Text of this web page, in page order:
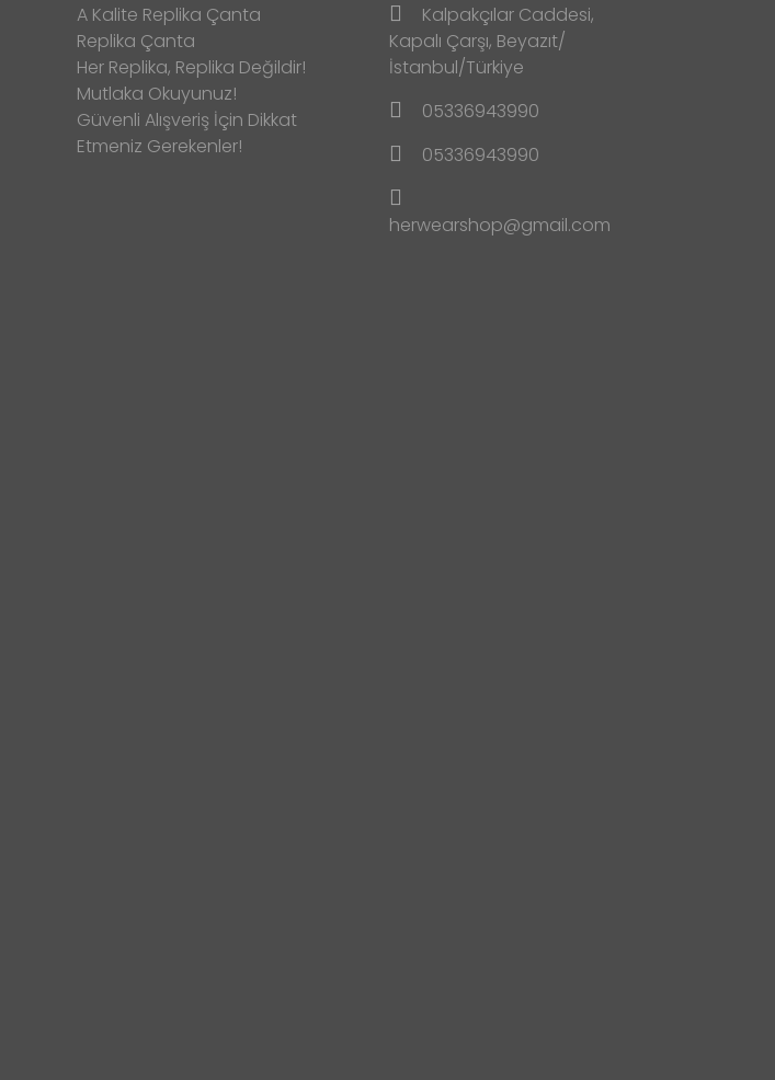
A Kalite Replika Çanta
Replika Çanta
Her Replika, Replika Değildir!
Mutlaka Okuyunuz!
Güvenli Alışveriş İçin Dikkat
Etmeniz Gerekenler!
Kalpakçılar Caddesi,
Kapalı Çarşı, Beyazıt/
İstanbul/Türkiye
05336943990
05336943990
herwearshop@gmail.com